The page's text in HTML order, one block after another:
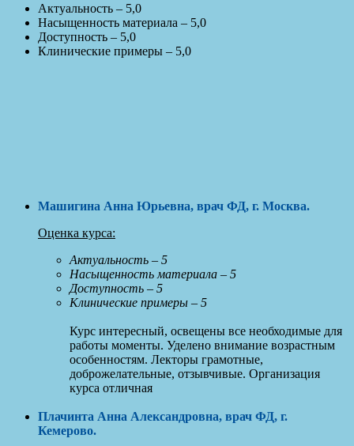
Актуальность – 5,0
Насыщенность материала – 5,0
Доступность – 5,0
Клинические примеры – 5,0
Машигина Анна Юрьевна, врач ФД, г. Москва.
Оценка курса:
Актуальность – 5
Насыщенность материала – 5
Доступность – 5
Клинические примеры – 5
Курс интересный, освещены все необходимые для
работы моменты. Уделено внимание возрастным
особенностям. Лекторы грамотные,
доброжелательные, отзывчивые. Организация
курса отличная
Плачинта Анна Александровна, врач ФД, г.
Кемерово.